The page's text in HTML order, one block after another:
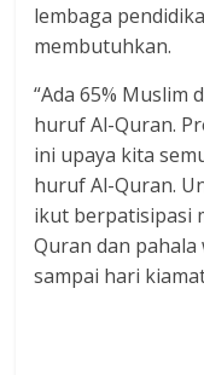
lembaga
membutuhkan.
“Ada 65% Muslim
huruf Al-Quran.
ini upaya kita
huruf Al-Quran.
ikut berpatisipasi
Quran dan
sampai hari